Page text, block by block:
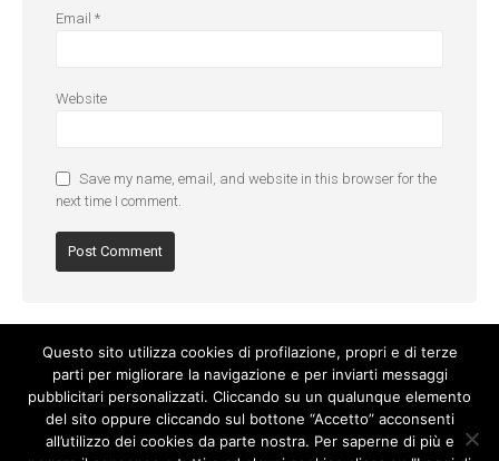
Email *
Website
Save my name, email, and website in this browser for the
next time I comment.
Questo sito utilizza cookies di profilazione, propri e di terze
parti per migliorare la navigazione e per inviarti messaggi
pubblicitari personalizzati. Cliccando su un qualunque elemento
del sito oppure cliccando sul bottone “Accetto” acconsenti
all’utilizzo dei cookies da parte nostra. Per saperne di più e